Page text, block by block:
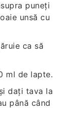
puneți
unsă cu
ca să
ml de lapte.
dați tava la
până când